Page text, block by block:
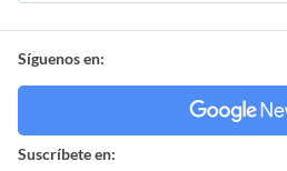
Síguenos en:
Suscríbete en: